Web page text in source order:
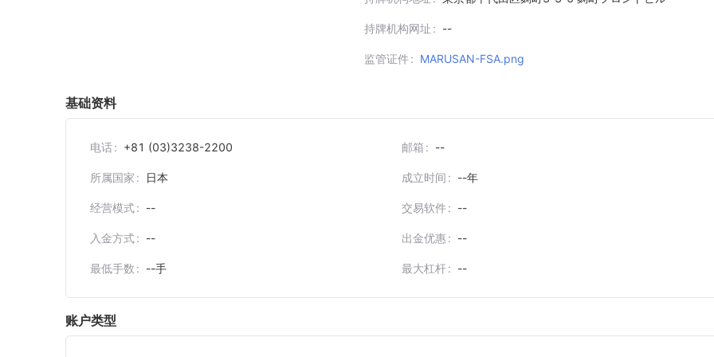
持牌机构网址 --
监管证件 MARUSAN-FSA.png
基础资料
电话 +81 (03)3238-2200 邮箱 --
所属国家 日本 成立时间 --年
经营模式 -- 交易软件 --
入金方式 -- 出金优惠 --
最低手数 --手 最大杠杆 --
账户类型